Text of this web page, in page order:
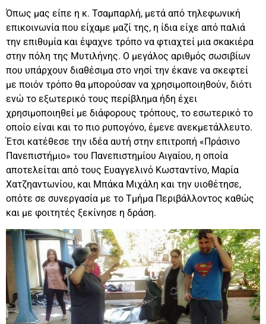
Όπως μας είπε η κ. Τσαμπαρλή, μετά από τηλεφωνική
επικοινωνία που είχαμε μαζί της, η ίδια είχε από παλιά
την επιθυμία και έψαχνε τρόπο να φτιαχτεί μια σκακιέρα
στην πόλη της Μυτιλήνης. Ο μεγάλος αριθμός σωσιβίων
που υπάρχουν διαθέσιμα στο νησί την έκανε να σκεφτεί
με ποιόν τρόπο θα μπορούσαν να χρησιμοποιηθούν, διότι
ενώ το εξωτερικό τους περίβλημα ήδη έχει
χρησιμοποιηθεί με διάφορους τρόπους, το εσωτερικό το
οποίο είναι και το πιο ρυπογόνο, έμενε ανεκμετάλλευτο.
Έτσι κατέθεσε την ιδέα αυτή στην επιτροπή «Πράσινο
Πανεπιστήμιο» του Πανεπιστημίου Αιγαίου, η οποία
αποτελείται από τους Ευαγγελινό Κωσταντίνο, Μαρία
Χατζηαντωνίου, και Μπάκα Μιχάλη και την υιοθέτησε,
οπότε σε συνεργασία με το Τμήμα Περιβάλλοντος καθώς
και με φοιτητές ξεκίνησε η δράση.